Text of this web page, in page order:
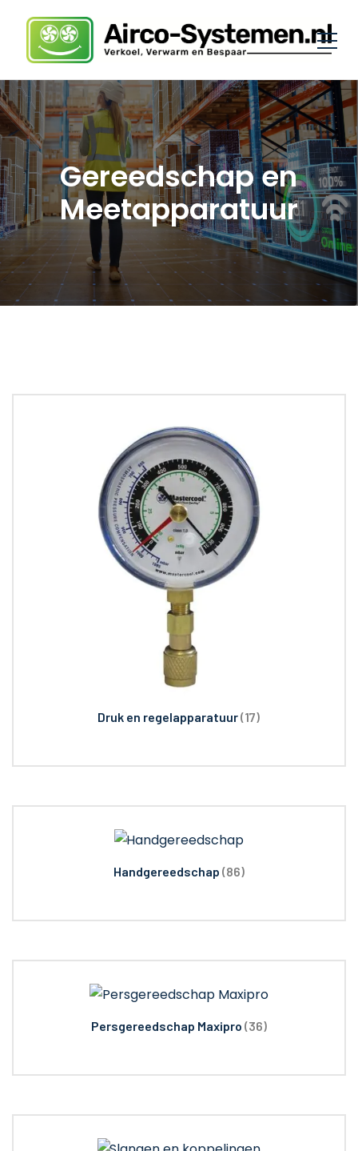
Gereedschap en
Meetapparatuur
Druk en regelapparatuur(17)
Handgereedschap (86)
Persgereedschap Maxipro (36)